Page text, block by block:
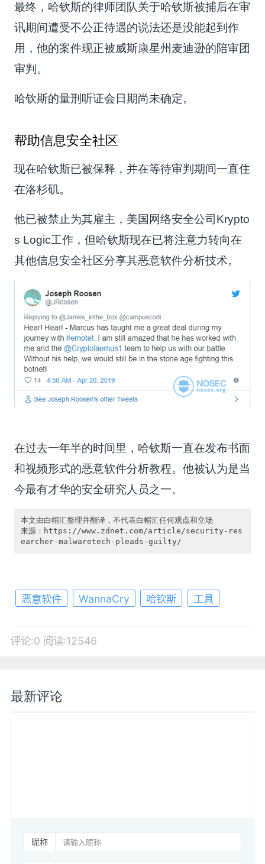
最终，哈钦斯的律师团队关于哈钦斯被捕后在审
讯期间遭受不公正待遇的说法还是没能起到作
用，他的案件现正被威斯康星州麦迪逊的陪审团
审判。
哈钦斯的量刑听证会日期尚未确定。
帮助信息安全社区
现在哈钦斯已被保释，并在等待审判期间一直住
在洛杉矶。
他已被禁止为其雇主，美国网络安全公司Krypto
s Logic工作，但哈钦斯现在已将注意力转向在
其他信息安全社区分享其恶意软件分析技术。
在过去一年半的时间里，哈钦斯一直在发布书面
和视频形式的恶意软件分析教程。他被认为是当
今最有才华的安全研究人员之一。
本文由白帽汇整理并翻译，不代表白帽汇任何观点和立场
来源：https://www.zdnet.com/article/security-res
恶意软件 WannaCry 哈钦斯 工具
评论:0 阅读:12546
最新评论
昵称